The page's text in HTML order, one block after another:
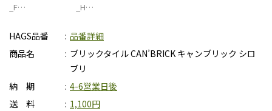
_F…
_H…
HAGS品番
品番詳細
商品名
ブリックタイル CAN’BRICK キャンブリック シロ
ブリ
納 期
4-6営業日後
送 料
1,100円